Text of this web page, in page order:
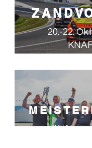
20.-22.
25.